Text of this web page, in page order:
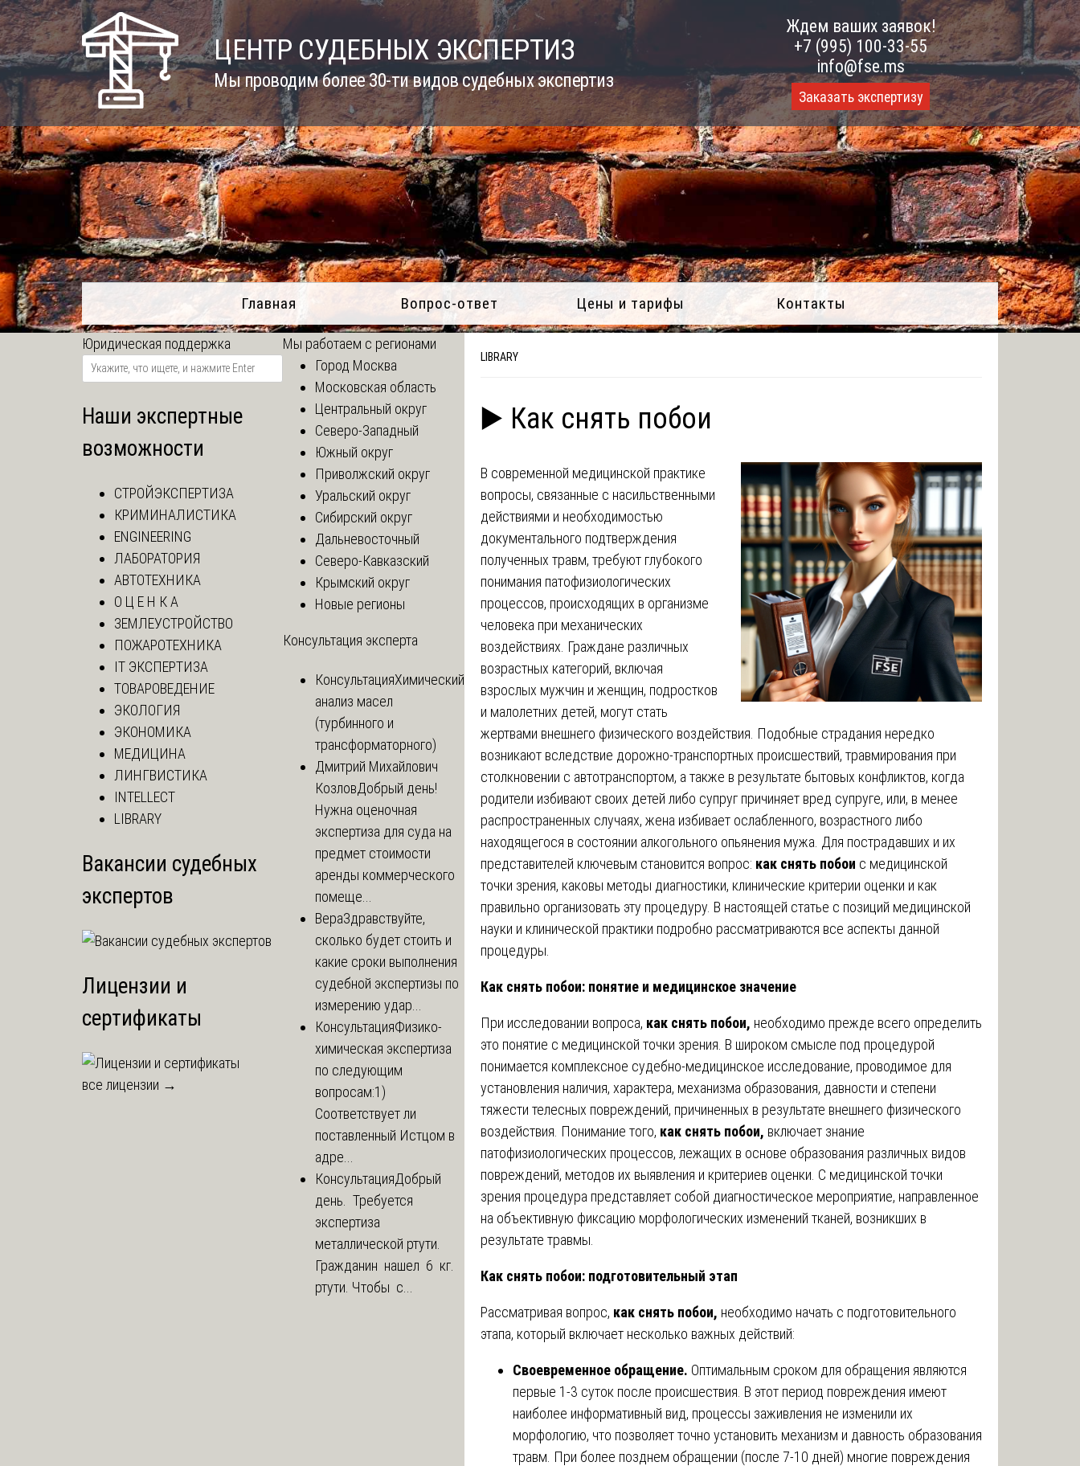
Skip
to
content
ЦЕНТР СУДЕБНЫХ ЭКСПЕРТИЗ
Мы проводим более 30-ти видов судебных экспертиз
Ждем ваших заявок!
+7 (995) 100-33-55
info@fse.ms
Заказать экспертизу
Главная Вопрос-ответ Цены и тарифы Контакты
LIBRARY
▶️ Как снять побои
В современной медицинской практике
вопросы, связанные с насильственными
действиями и необходимостью
документального подтверждения
полученных травм, требуют глубокого
понимания патофизиологических
процессов, происходящих в организме
человека при механических
воздействиях. Граждане различных
возрастных категорий, включая
взрослых мужчин и женщин, подростков
и малолетних детей, могут стать
жертвами внешнего физического воздействия. Подобные страдания нередко
возникают вследствие дорожно-транспортных происшествий, травмирования при
столкновении с автотранспортом, а также в результате бытовых конфликтов, когда
родители избивают своих детей либо супруг причиняет вред супруге, или, в менее
распространенных случаях, жена избивает ослабленного, возрастного либо
находящегося в состоянии алкогольного опьянения мужа. Для пострадавших и их
представителей ключевым становится вопрос: как снять побои с медицинской
точки зрения, каковы методы диагностики, клинические критерии оценки и как
правильно организовать эту процедуру. В настоящей статье с позиций медицинской
науки и клинической практики подробно рассматриваются все аспекты данной
процедуры.
Как снять побои: понятие и медицинское значение
При исследовании вопроса, как снять побои, необходимо прежде всего определить
это понятие с медицинской точки зрения. В широком смысле под процедурой
понимается комплексное судебно-медицинское исследование, проводимое для
установления наличия, характера, механизма образования, давности и степени
тяжести телесных повреждений, причиненных в результате внешнего физического
воздействия. Понимание того, как снять побои, включает знание
патофизиологических процессов, лежащих в основе образования различных видов
повреждений, методов их выявления и критериев оценки. С медицинской точки
зрения процедура представляет собой диагностическое мероприятие, направленное
на объективную фиксацию морфологических изменений тканей, возникших в
результате травмы.
Как снять побои: подготовительный этап
Рассматривая вопрос, как снять побои, необходимо начать с подготовительного
этапа, который включает несколько важных действий:
Своевременное обращение. Оптимальным сроком для обращения являются
первые 1-3 суток после происшествия. В этот период повреждения имеют
наиболее информативный вид, процессы заживления не изменили их
морфологию, что позволяет точно установить механизм и давность образования
травм. При более позднем обращении (после 7-10 дней) многие повреждения
Юридическая поддержка
Наши экспертные
возможности
СТРОЙЭКСПЕРТИЗА
КРИМИНАЛИСТИКА
ENGINEERING
ЛАБОРАТОРИЯ
АВТОТЕХНИКА
О Ц Е Н К А
ЗЕМЛЕУСТРОЙСТВО
ПОЖАРОТЕХНИКА
IT ЭКСПЕРТИЗА
ТОВАРОВЕДЕНИЕ
ЭКОЛОГИЯ
ЭКОНОМИКА
МЕДИЦИНА
ЛИНГВИСТИКА
INTELLECT
LIBRARY
Вакансии судебных
экспертов
Лицензии и
сертификаты
все лицензии →
Мы работаем с регионами
Город Москва
Московская область
Центральный округ
Северо-Западный
Южный округ
Приволжский округ
Уральский округ
Сибирский округ
Дальневосточный
Северо-Кавказский
Крымский округ
Новые регионы
Консультация эксперта
КонсультацияХимический
анализ масел
(турбинного и
трансформаторного)
Дмитрий Михайлович
КозловДобрый день!
Нужна оценочная
экспертиза для суда на
предмет стоимости
аренды коммерческого
помеще...
ВераЗдравствуйте,
сколько будет стоить и
какие сроки выполнения
судебной экспертизы по
измерению удар...
КонсультацияФизико-
химическая экспертиза
по следующим
вопросам:1)
Соответствует ли
поставленный Истцом в
адре...
КонсультацияДобрый
день. Требуется
экспертиза
металлической ртути.
Гражданин нашел 6 кг.
ртути. Чтобы с...